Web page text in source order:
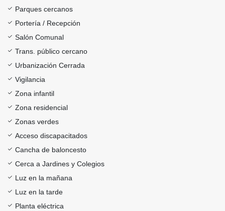
Parques cercanos
Portería / Recepción
Salón Comunal
Trans. público cercano
Urbanización Cerrada
Vigilancia
Zona infantil
Zona residencial
Zonas verdes
Acceso discapacitados
Cancha de baloncesto
Cerca a Jardines y Colegios
Luz en la mañana
Luz en la tarde
Planta eléctrica